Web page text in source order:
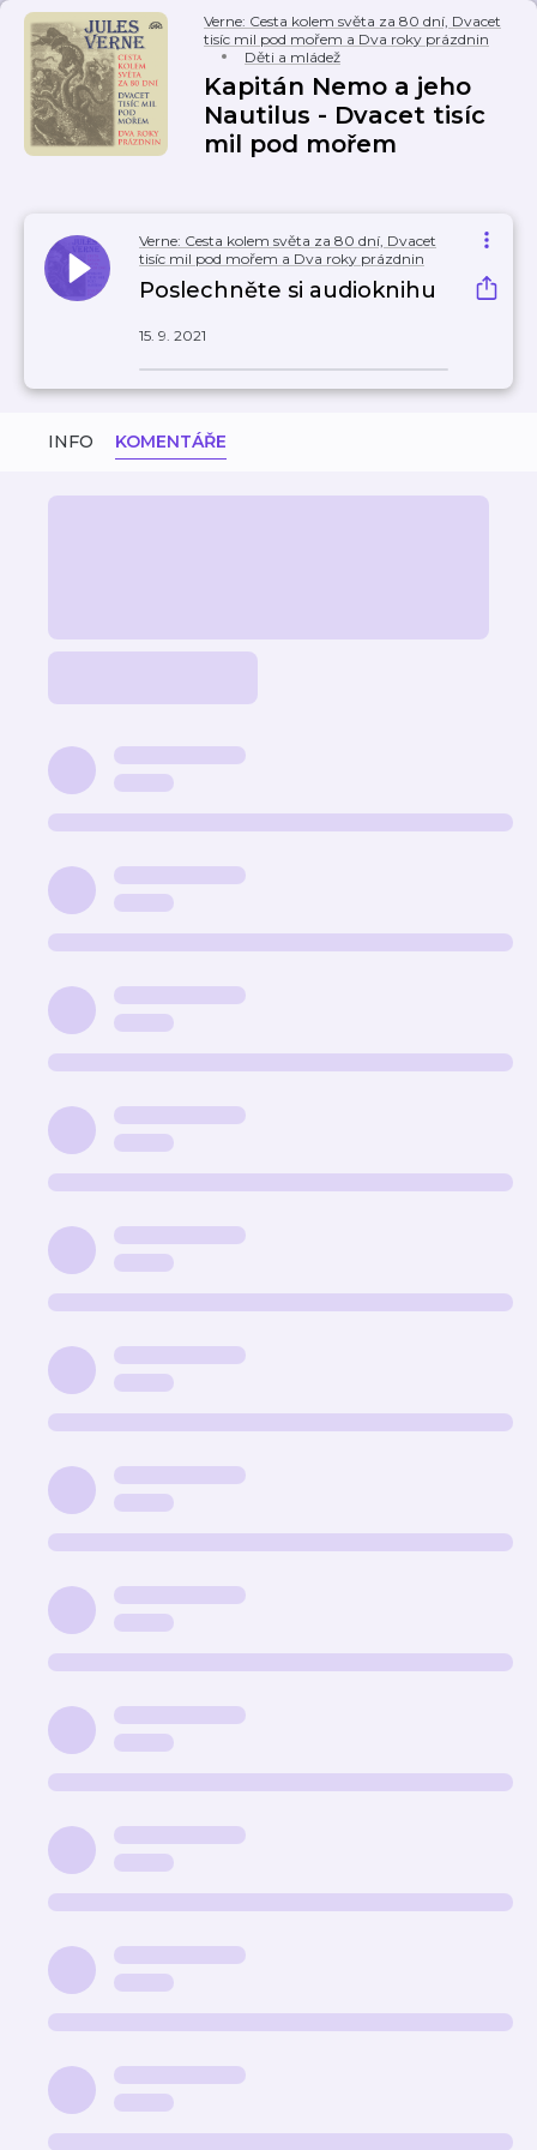
Verne: Cesta kolem světa za 80 dní, Dvacet
tisíc mil pod mořem a Dva roky prázdnin
Děti a mládež
Kapitán Nemo a jeho
Nautilus - Dvacet tisíc
mil pod mořem
Verne: Cesta kolem světa za 80 dní, Dvacet
tisíc mil pod mořem a Dva roky prázdnin
Poslechněte si audioknihu
15. 9. 2021
INFO KOMENTÁŘE